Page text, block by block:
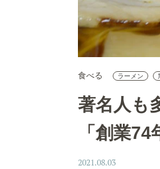
食べる ラーメン
著名人も
「創業
2021.08.03